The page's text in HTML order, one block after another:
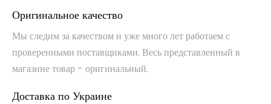
Оригинальное качество
Мы следим за качеством и уже много лет работаем с
проверенными поставщиками. Весь представленный в
магазине товар - оригинальный.
Доставка по Украине